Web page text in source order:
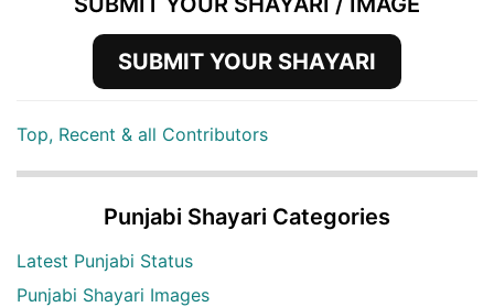
SUBMIT YOUR SHAYARI
Top, Recent & all Contributors
Punjabi Shayari Categories
Latest Punjabi Status
Punjabi Shayari Images